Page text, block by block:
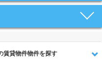
賃貸物件物件を探す